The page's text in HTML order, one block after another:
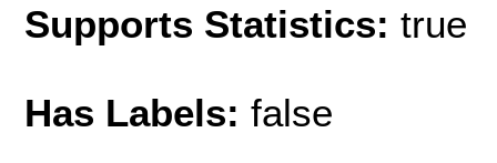
Supports Statistics: true
Has Labels: false